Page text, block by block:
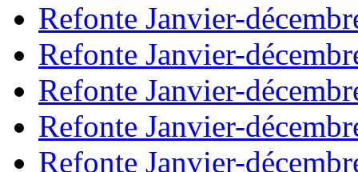
Refonte Janvier-
Refonte Janvier-
Refonte Janvier-
Refonte Janvier-
Refonte Janvier-